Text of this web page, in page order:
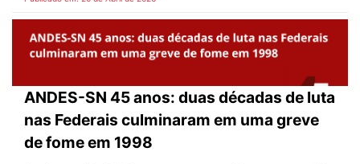
ANDES-SN 45 anos: duas décadas de luta
nas Federais culminaram em uma greve
de fome em 1998